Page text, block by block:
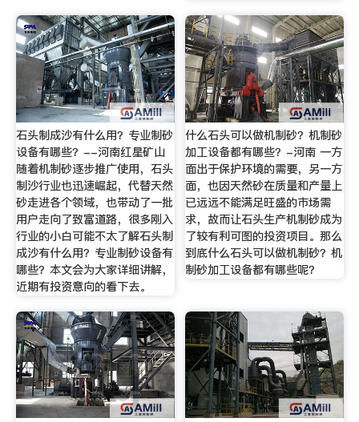
石头制成沙有什么用？专业制砂
设备有哪些？--河南红星矿山
随着机制砂逐步推广使用，石头
制沙行业也迅速崛起，代替天然
砂走进各个领域，也带动了一批
用户走向了致富道路，很多刚入
行业的小白可能不太了解石头制
成沙有什么用？专业制砂设备有
哪些？本文会为大家详细讲解，
近期有投资意向的看下去。
什么石头可以做机制砂？机制砂
加工设备都有哪些？-河南 一方
面出于保护环境的需要，另一方
面，也因天然砂在质量和产量上
已远远不能满足旺盛的市场需
求，故而让石头生产机制砂成为
了较有利可图的投资项目。那么
到底什么石头可以做机制砂？机
制砂加工设备都有哪些呢？